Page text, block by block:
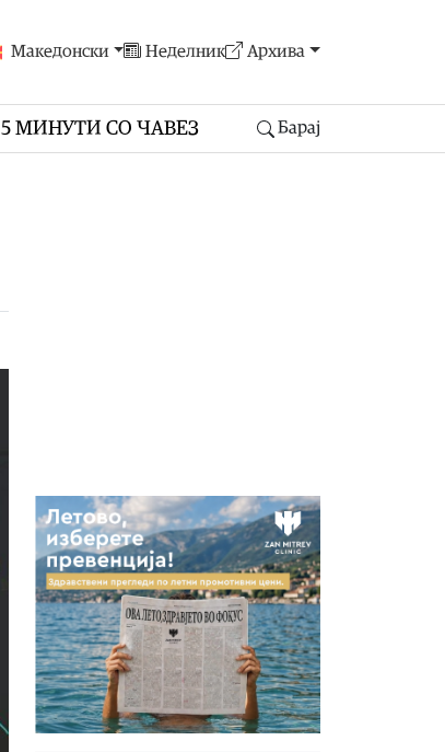
Македонски Неделник Архива
5 МИНУТИ СО ЧАВЕЗ Барај